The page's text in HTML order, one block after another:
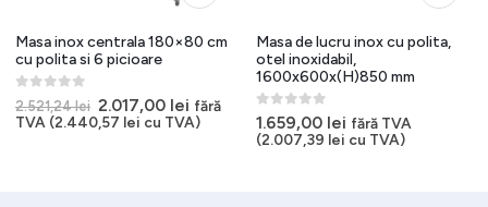
Masa inox centrala 180×80 cm
cu polita si 6 picioare
0 out of 5
2.521,24lei Prețul
inițial
a
2.017,00 leiPrețul
curent
2.017,00 lei.
fără
TVA (2.440,57 lei cu TVA)
Masa de lucru inox cu polita,
otel inoxidabil,
1600x600x(H)850 mm
0 out of 5
1.659,00 lei fără TVA
(2.007,39 lei cu TVA)